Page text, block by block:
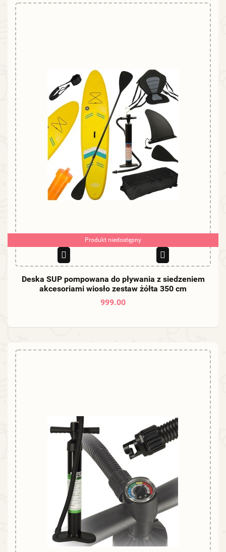
Produkt niedostępny
Deska SUP pompowana do pływania z siedzeniem
akcesoriami wiosło zestaw żółta 350 cm
999.00